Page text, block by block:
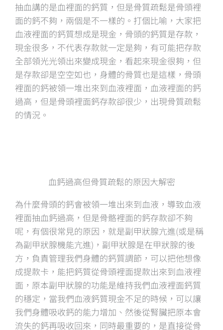
抽血講的是血裡面的鈣質，但是骨質疏鬆是骨頭裡
面的鈣不夠，兩個是不一樣的。打個比喻，大家把
血液裡面的鈣質想成是現金，骨頭的鈣質是存款，
現金很多，不代表存款就一定是夠，有可能把存款
全部領光光領出來變成現金，看起來現金很夠，但
是存款卻是空空如也，身體的骨質也是這樣，骨頭
裡面的鈣被領一堆出來到血液裡面，血液裡面的鈣
過高，但是骨頭裡面鈣存款卻很少，出現骨質疏鬆
的情況。
血鈣過高但骨質疏鬆的原因大解密
為什麼骨頭的鈣會被領一堆出來到血液，導致血液
裡面抽血鈣過高，但是骨骼裡面的鈣存款卻不夠
呢，有個很常見的原因，就是副甲狀腺亢進(或是稱
為副甲狀腺機能亢進)，副甲狀腺是在甲狀腺的後
方，負責管理我們身體的鈣質調節，可以把他想像
成提款卡，能把鈣質從骨頭裡面提款出來到血液裡
面，原本副甲狀腺的功能是維持我們血液裡面鈣質
的穩定，當我們血液鈣質現金不足的時候，可以讓
我們身體吸收鈣的能力增加、然後從腎臟把原本會
流失的鈣再吸收回來，同時最重要的，是直接從骨